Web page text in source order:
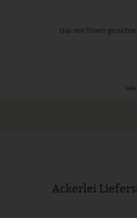
Das von Ihnen
*
Ackerlei